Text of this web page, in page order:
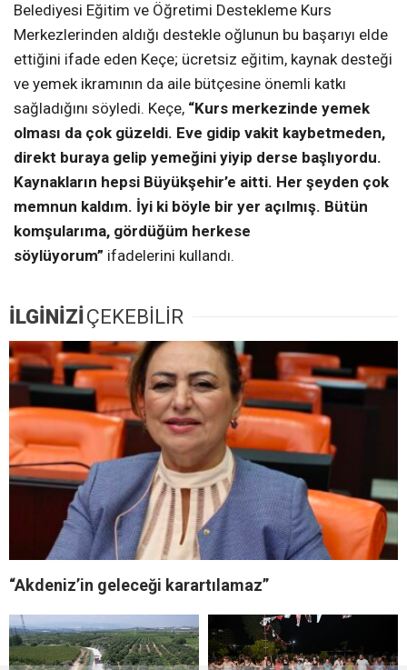
Belediyesi Eğitim ve Öğretimi Destekleme Kurs
Merkezlerinden aldığı destekle oğlunun bu başarıyı elde
ettiğini ifade eden Keçe; ücretsiz eğitim, kaynak desteği
ve yemek ikramının da aile bütçesine önemli katkı
sağladığını söyledi. Keçe, “Kurs merkezinde yemek
olması da çok güzeldi. Eve gidip vakit kaybetmeden,
direkt buraya gelip yemeğini yiyip derse başlıyordu.
Kaynakların hepsi Büyükşehir’e aitti. Her şeyden çok
memnun kaldım. İyi ki böyle bir yer açılmış. Bütün
komşularıma, gördüğüm herkese
söylüyorum” ifadelerini kullandı.
İLGİNİZİÇEKEBİLİR
“Akdeniz’in geleceği karartılamaz”